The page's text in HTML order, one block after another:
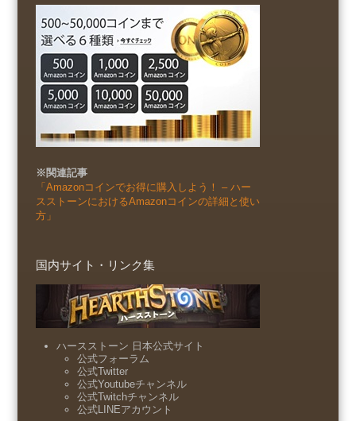
※関連記事
「Amazonコインでお得に購入しよう！ – ハー
スストーンにおけるAmazonコインの詳細と使い
方」
国内サイト・リンク集
ハースストーン 日本公式サイト
公式フォーラム
公式Twitter
公式Youtubeチャンネル
公式Twitchチャンネル
公式LINEアカウント